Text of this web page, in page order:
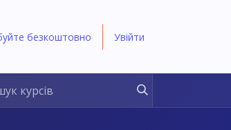
безкоштовно Увійти